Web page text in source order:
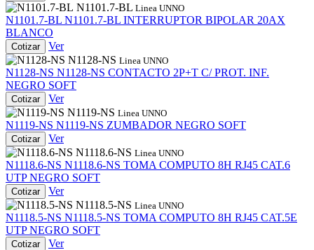
N1101.7-BL Linea UNNO
N1101.7-BL N1101.7-BL INTERRUPTOR BIPOLAR 20AX
BLANCO
Cotizar
Ver
N1128-NS Linea UNNO
N1128-NS N1128-NS CONTACTO 2P+T C/ PROT. INF.
NEGRO SOFT
Cotizar
Ver
N1119-NS Linea UNNO
N1119-NS N1119-NS ZUMBADOR NEGRO SOFT
Cotizar
Ver
N1118.6-NS Linea UNNO
N1118.6-NS N1118.6-NS TOMA COMPUTO 8H RJ45 CAT.6
UTP NEGRO SOFT
Cotizar
Ver
N1118.5-NS Linea UNNO
N1118.5-NS N1118.5-NS TOMA COMPUTO 8H RJ45 CAT.5E
UTP NEGRO SOFT
Cotizar
Ver